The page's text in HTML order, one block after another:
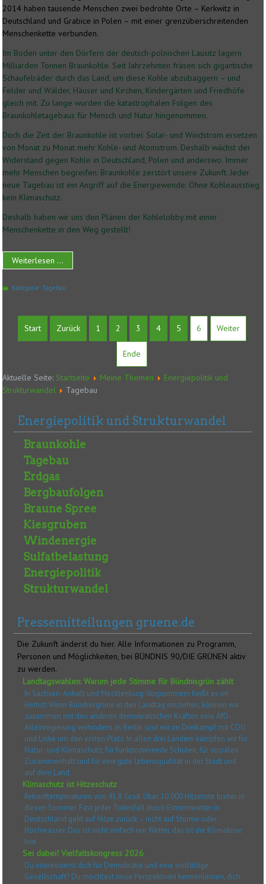
2014 haben tausende Menschen zwei bedrohte Orte – Kerkwitz in
Deutschland und Grabice in Polen – mit einer grenzüberschreitenden
Menschenkette verbunden.
Im Boden unter den Dörfern der deutsch-polnischen Lausitz lagern
Milliarden Tonnen Braunkohle. Seit Jahrzehnten fräsen sich gigantische
Schaufelräder durch das Land, um diese Kohle abzubaggern – und
Felder und Wälder, Häuser und Kirchen, Kindergärten und Friedhöfe
gleich mit. Zu lange wurden die katastrophalen Folgen des
Braunkohletagebaus für Mensch und Natur hingenommen.
Doch die Zeit der Braunkohle ist vorbei: Solar- und Windstrom ersetzen
von Monat zu Monat mehr Kohle- und Atomstrom. Deshalb wächst der
Widerstand gegen Kohle in Deutschland, Polen und anderswo. Immer
mehr Menschen begreifen: Braunkohle zerstört unsere Zukunft. Jeder
neue Tagebau ist ein Angriff auf die Energiewende. Ohne Kohleausstieg
kein Klimaschutz.
Deshalb haben wir uns den Plänen der Kohlelobby mit einer
Menschenkette in den Weg gestellt!
Weiterlesen ...
Kategorie:Tagebau
Start Zurück 1 2 3 4 5 6 Weiter
Ende
Aktuelle Seite: Startseite Meine Themen
Energiepolitik und
Strukturwandel
Tagebau
Energiepolitik und Strukturwandel
Braunkohle
Tagebau
Erdgas
Bergbaufolgen
Braune Spree
Kiesgruben
Windenergie
Sulfatbelastung
Energiepolitik
Strukturwandel
Pressemitteilungen gruene.de
Die Zukunft änderst du hier. Alle Informationen zu Programm,
Personen und Möglichkeiten, bei BÜNDNIS 90/DIE GRÜNEN aktiv
zu werden.
Landtagswahlen: Warum jede Stimme für Bündnisgrün zählt
In Sachsen-Anhalt und Mecklenburg-Vorpommern heißt es im
Herbst: Wenn Bündnisgrüne in den Landtag einziehen, können wir
zusammen mit den anderen demokratischen Kräften eine AfD-
Alleinregierung verhindern. In Berlin sind wir im Dreikampf mit CDU
und Linke um den ersten Platz. In allen drei Ländern kämpfen wir für
Natur- und Klimaschutz, für funktionierende Schulen, für sozialen
Zusammenhalt und für eine gute Lebensqualität in der Stadt und
auf dem Land.
Klimaschutz ist Hitzeschutz
Rekordtemperaturen von 41,8 Grad. Über 10.000 Hitzetote bisher in
diesen Sommer. Fast jeder Todesfall durch Extremwetter in
Deutschland geht auf Hitze zurück – nicht auf Stürme oder
Hochwasser. Das ist nicht einfach nur Wetter, das ist die Klimakrise
live.
Sei dabei! Vielfaltskongress 2026
Du interessierst dich für Demokratie und eine vielfältige
Gesellschaft? Du möchtest neue Perspektiven kennenlernen, dich